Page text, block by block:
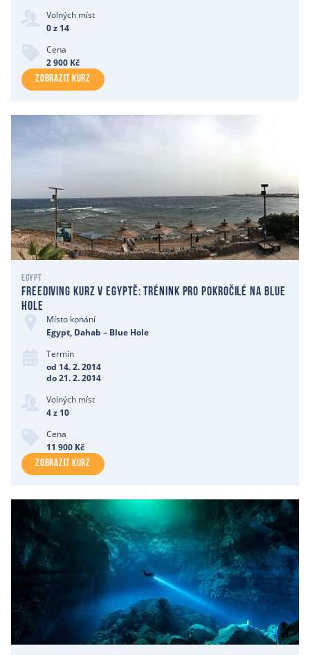
Volných míst
0 z 14
Cena
2 900 Kč
ZOBRAZIT KURZ
Egypt
Freediving kurz v Egyptě: trénink pro pokročilé na Blue
Hole
Místo konání
Egypt, Dahab – Blue Hole
Termín
od 14. 2. 2014
do 21. 2. 2014
Volných míst
4 z 10
Cena
11 900 Kč
ZOBRAZIT KURZ